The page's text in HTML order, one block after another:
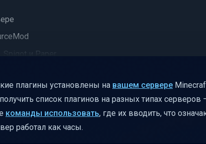
и Paper
плагины установлены на вашем сервере
список плагинов на разных типах серверов
команды использовать, где их вводить, что
работал как часы.